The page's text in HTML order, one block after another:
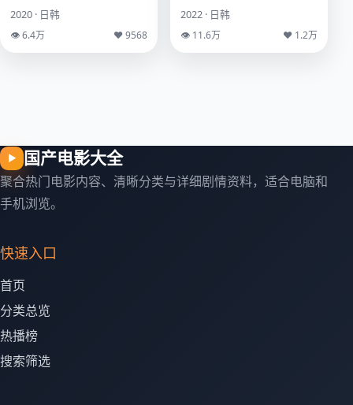
2020 · 日韩
👁 6.4万 ♥ 9568
2022 · 日韩
👁 11.6万 ♥ 1.2万
▶ 国产电影大全
聚合热门电影内容、清晰分类与详细剧情资料，适合电脑和
手机浏览。
快速入口
首页
分类总览
热播榜
搜索筛选